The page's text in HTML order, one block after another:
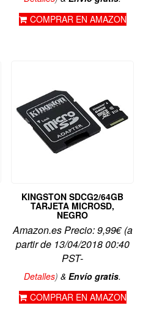
COMPRAR EN AMAZON
KINGSTON SDCG2/64GB
TARJETA MICROSD,
NEGRO
Amazon.es Precio:9,99€(a
partir de 13/04/2018 00:40
PST-
Detalles)&Envío gratis.
COMPRAR EN AMAZON